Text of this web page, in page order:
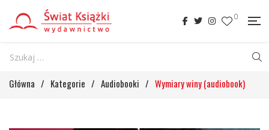
0
Główna / Kategorie / Audiobooki / Wymiary winy (audiobook)